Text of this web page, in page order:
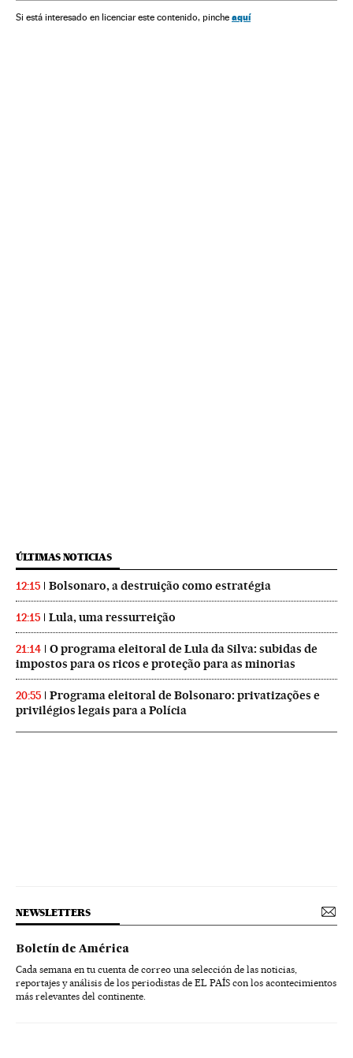
Si está interesado en licenciar este contenido, pinche aquí
ÚLTIMAS NOTICIAS
12:15 Bolsonaro, a destruição como estratégia
12:15 Lula, uma ressurreição
21:14
O programa eleitoral de Lula da Silva: subidas de
impostos para os ricos e proteção para as minorias
20:55
Programa eleitoral de Bolsonaro: privatizações e
privilégios legais para a Polícia
NEWSLETTERS
Boletín de América
Cada semana en tu cuenta de correo una selección de las noticias,
reportajes y análisis de los periodistas de EL PAÍS con los acontecimientos
más relevantes del continente.